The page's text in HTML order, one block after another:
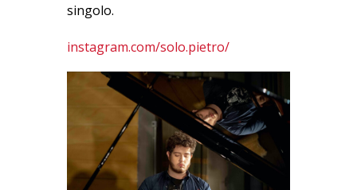
singolo.
instagram.com/solo.pietro/